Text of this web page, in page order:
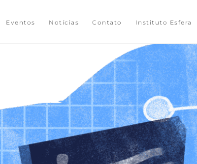
Eventos Notícias Contato Instituto Esfera